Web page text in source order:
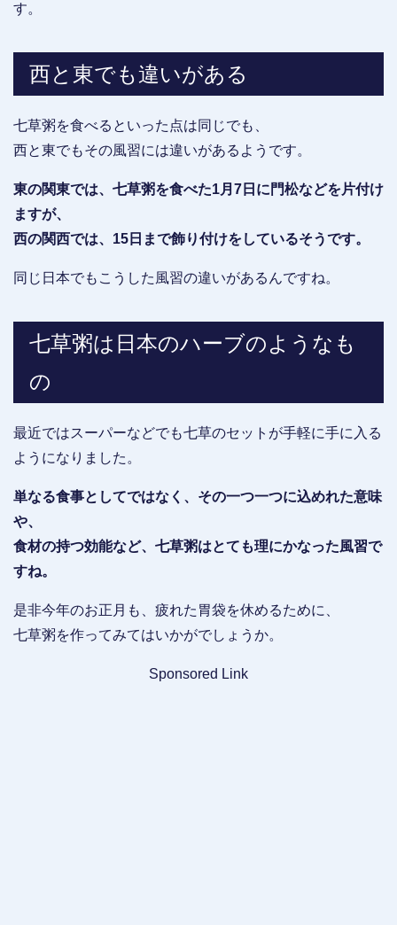
す。
西と東でも違いがある
七草粥を食べるといった点は同じでも、
西と東でもその風習には違いがあるようです。
東の関東では、七草粥を食べた1月7日に門松などを片付け
ますが、
西の関西では、15日まで飾り付けをしているそうです。
同じ日本でもこうした風習の違いがあるんですね。
七草粥は日本のハーブのようなも
の
最近ではスーパーなどでも七草のセットが手軽に手に入る
ようになりました。
単なる食事としてではなく、その一つ一つに込めれた意味
や、
食材の持つ効能など、七草粥はとても理にかなった風習で
すね。
是非今年のお正月も、疲れた胃袋を休めるために、
七草粥を作ってみてはいかがでしょうか。
Sponsored Link